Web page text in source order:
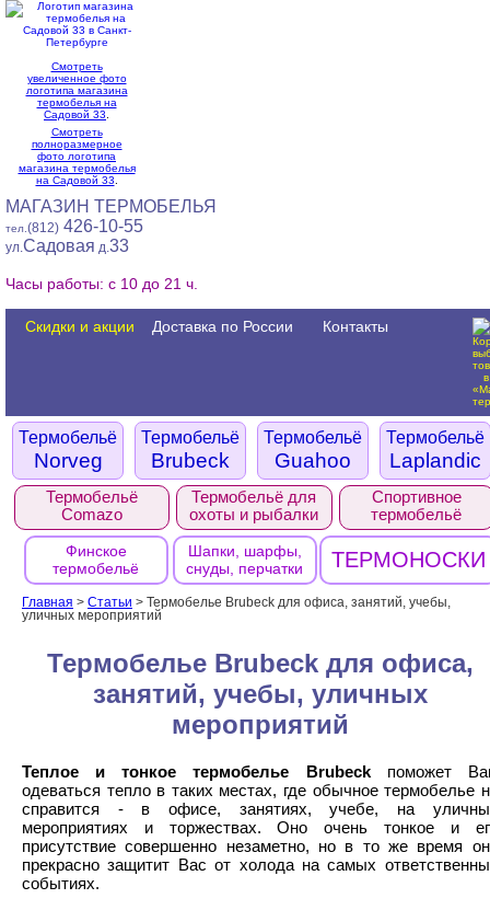
Смотреть
увеличенное фото
логотипа магазина
термобелья на
Садовой 33
Смотреть
полноразмерное
фото логотипа
магазина термобелья
на Садовой 33
МАГАЗИН ТЕРМОБЕЛЬЯ
тел. (812) 426-10-55
ул.Садовая д.33
Часы работы: с 10 до 21 ч.
Скидки и акции Доставка по России Контакты
Термобельё
Comazo
Термобельё для
охоты и рыбалки
Спортивное
термобельё
Финское
термобельё
Шапки, шарфы,
снуды, перчатки
ТЕРМОНОСКИ
Главная > Статьи > Термобелье Brubeck для офиса, занятий, учебы,
уличных мероприятий
Термобелье Brubeck для офиса,
занятий, учебы, уличных
мероприятий
Теплое и тонкое термобелье Brubeckпоможет
одеваться тепло в таких местах, где обычное термобелье
справится - в офисе, занятиях, учебе, на
мероприятиях и торжествах. Оно очень тонкое и
присутствие совершенно незаметно, но в то же время
прекрасно защитит Вас от холода на самых
событиях.
Термобельё
Norveg
Термобельё
Brubeck
Термобельё
Guahoo
Термобельё
Laplandic